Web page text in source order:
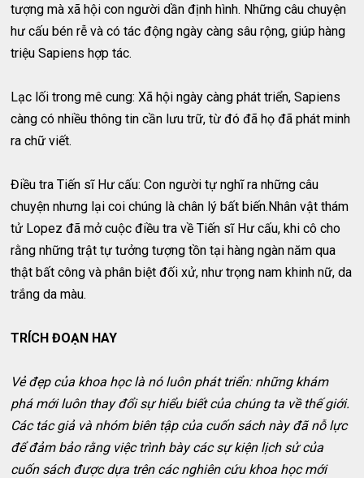
tượng mà xã hội con người dần định hình. Những câu chuyện
hư cấu bén rễ và có tác động ngày càng sâu rộng, giúp hàng
triệu Sapiens hợp tác.
Lạc lối trong mê cung: Xã hội ngày càng phát triển, Sapiens
càng có nhiều thông tin cần lưu trữ, từ đó đã họ đã phát minh
ra chữ viết.
Điều tra Tiến sĩ Hư cấu: Con người tự nghĩ ra những câu
chuyện nhưng lại coi chúng là chân lý bất biến.Nhân vật thám
tử Lopez đã mở cuộc điều tra về Tiến sĩ Hư cấu, khi cô cho
rằng những trật tự tưởng tượng tồn tại hàng ngàn năm qua
thật bất công và phân biệt đối xử, như trọng nam khinh nữ, da
trắng da màu.
TRÍCH ĐOẠN HAY
Vẻ đẹp của khoa học là nó luôn phát triển: những khám
phá mới luôn thay đổi sự hiểu biết của chúng ta về thế giới.
Các tác giả và nhóm biên tập của cuốn sách này đã nỗ lực
để đảm bảo rằng việc trình bày các sự kiện lịch sử của
cuốn sách được dựa trên các nghiên cứu khoa học mới